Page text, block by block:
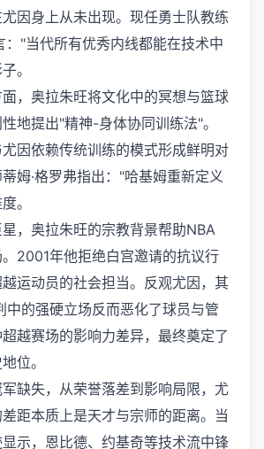
因身上从未出现。现任勇士队教练
："当代所有优秀内线都能在技术中
。
，奥拉朱旺将文化中的冥想与篮球
地提出"精神-身体协同训练法"。
因依赖传统训练的模式形成鲜明对
姆·格罗弗指出："哈基姆重新定义
。
，奥拉朱旺的宗教背景帮助NBA
2001年他拒绝白宫邀请的抗议行
运动员的社会担当。反观尤因，其
中的强硬立场反而恶化了球员与管
越赛场的影响力差异，最终奠定了
位。
缺失，从荣誉落差到影响局限，尤
距本质上是天才与宗师的距离。当
示，恩比德、约基奇等技术流中锋